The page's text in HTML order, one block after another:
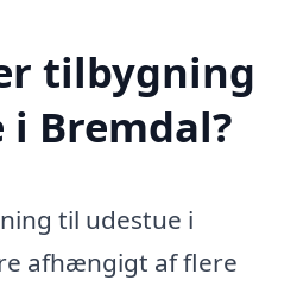
tilbygning
Bremdal?
til udestue i
afhængigt af flere